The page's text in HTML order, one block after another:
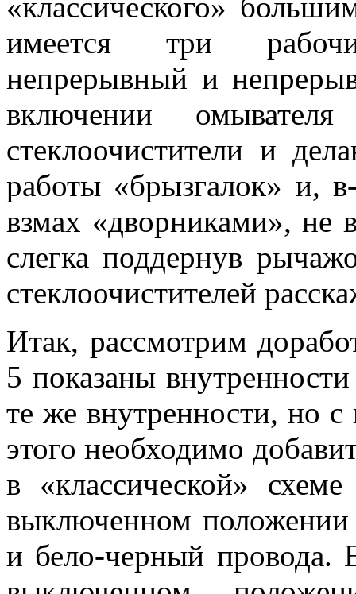
«классического»
имеется три
непрерывный и
включении омывателя
стеклоочистители и
работы «брызгалок» и,
взмах «дворниками», не
слегка поддернув
стеклоочистителей
Итак, рассмотрим
5 показаны
те же внутренности, но
этого необходимо
в «классической»
выключенном
и бело-черный провода.